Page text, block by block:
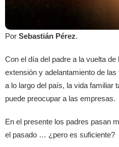
Por Sebastián Pérez.
Con el día del padre a la vuelta
extensión y adelantamiento de
a lo largo del país, la vida familiar
puede preocupar a las empresas.
En el presente los padres pasan
el pasado … ¿pero es suficiente?